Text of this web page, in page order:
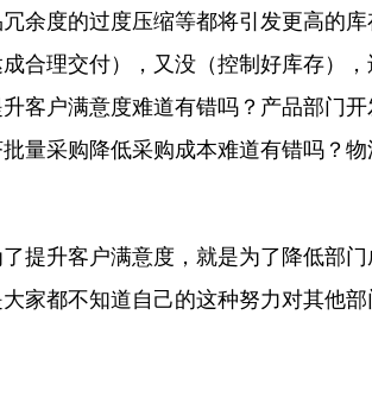
余度的过度压缩等都将引发更高的
合理交付），又没（控制好库存）
客户满意度难道有错吗？产品部门
量采购降低采购成本难道有错吗？
提升客户满意度，就是为了降低部
家都不知道自己的这种努力对其他